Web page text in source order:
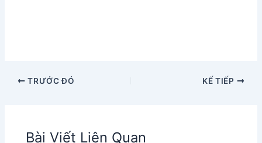
TRƯỚC ĐÓ KẾ TIẾP
Bài Viết Liên Quan